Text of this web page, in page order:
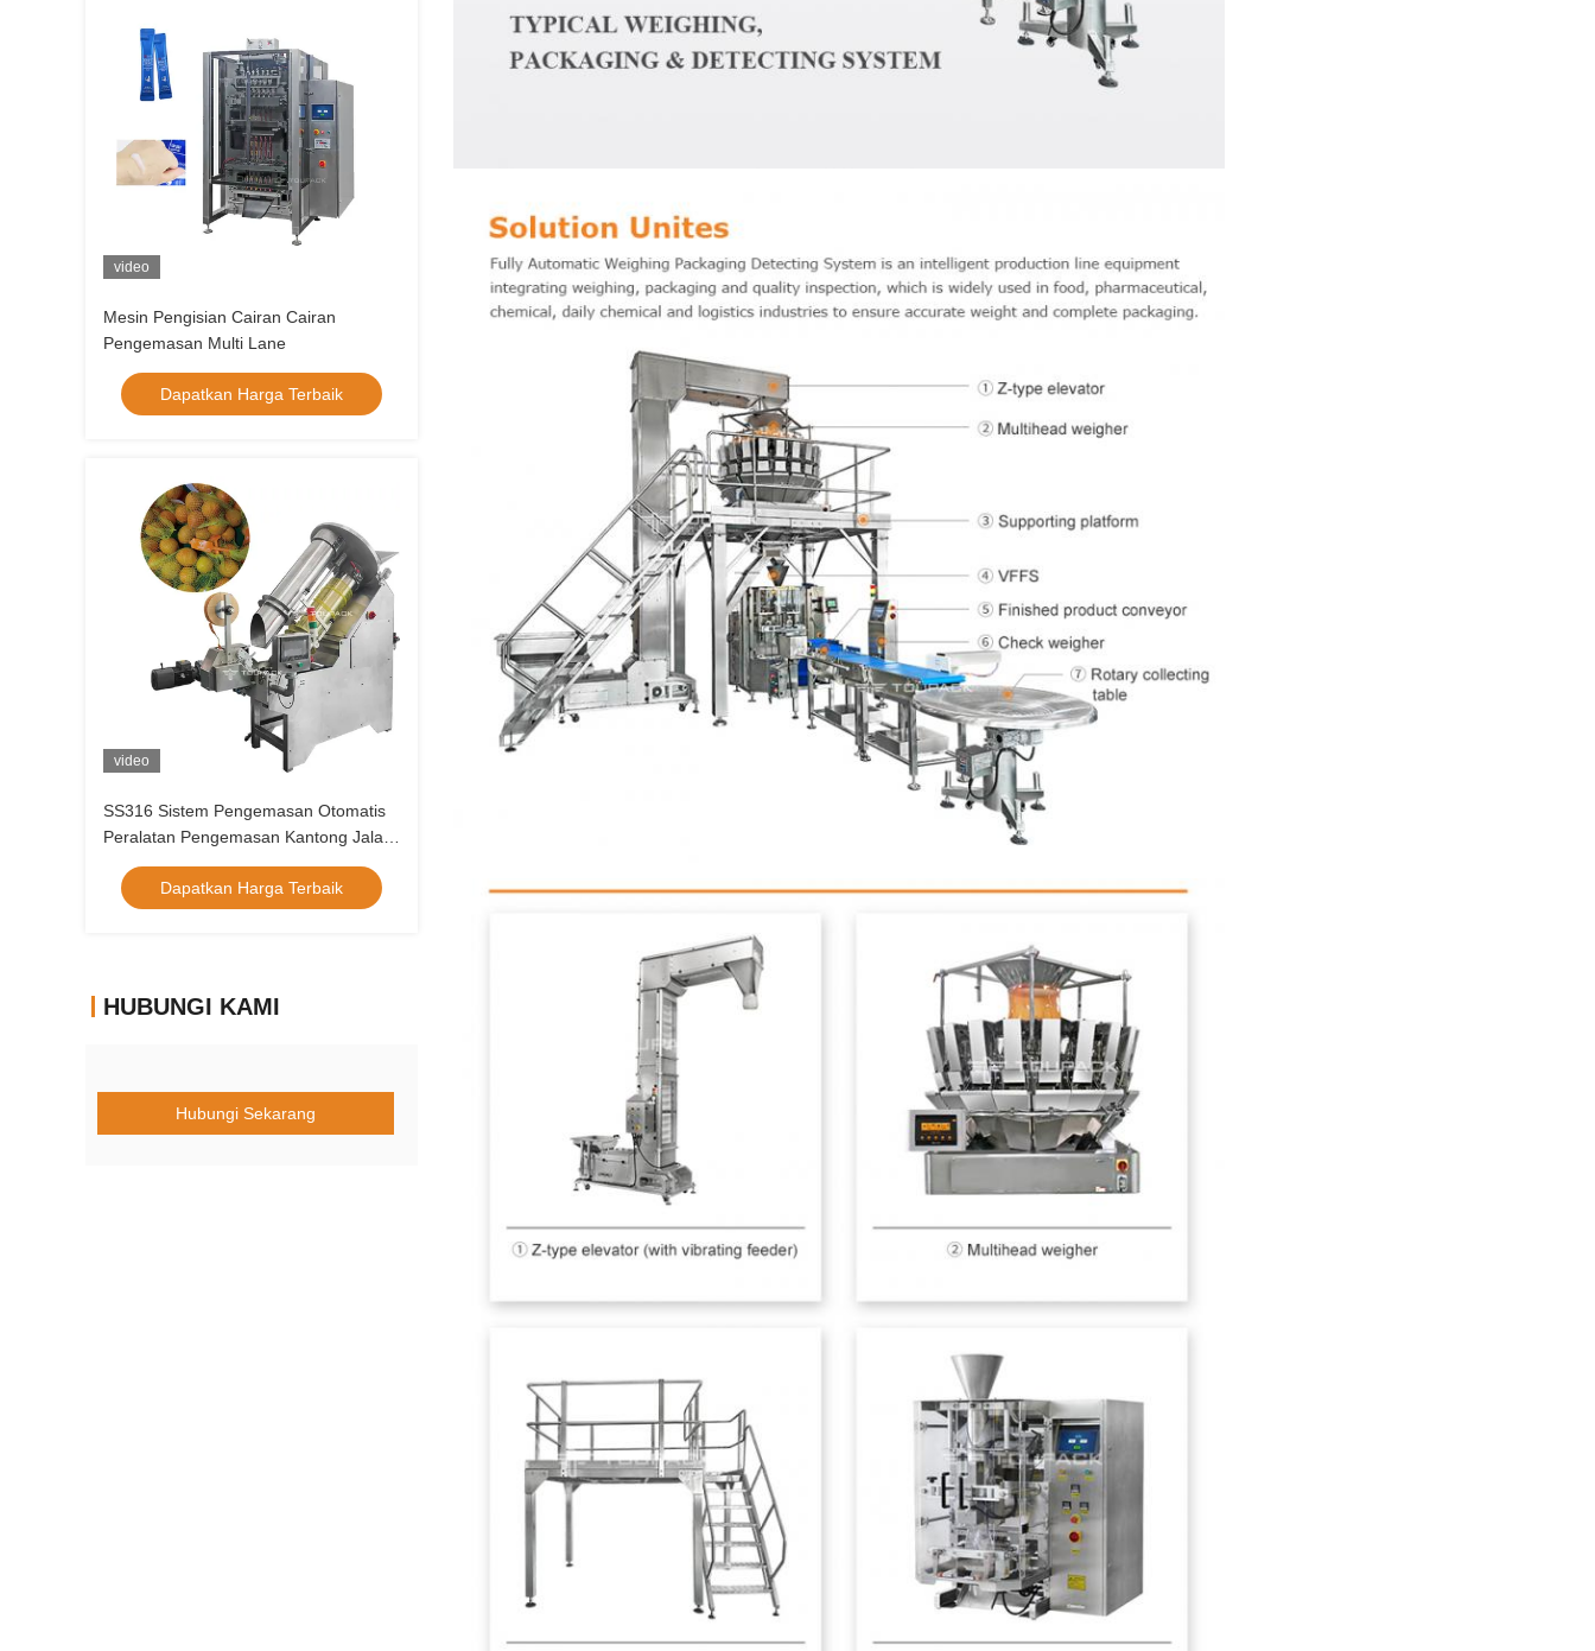
video
Mesin Pengisian Cairan Cairan
Pengemasan Multi Lane
Dapatkan Harga Terbaik
video
SS316 Sistem Pengemasan Otomatis
Peralatan Pengemasan Kantong Jala
Nilon
Dapatkan Harga Terbaik
HUBUNGI KAMI
Hubungi Sekarang